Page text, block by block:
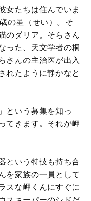
女たちは住んでいま
の星（せい）。そ
のダリア。そらさん
った、天文学者の桐
さんの主治医が出入
れたように静かなと
という募集を知っ
てきます。それが岬
という特技も持ち合
を家族の一員として
スな岬くんにすぐに